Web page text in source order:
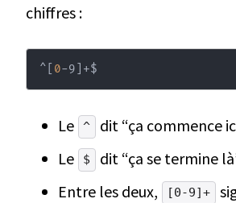
chiffres :
^ 0-9 +$
Le ^
dit “ça commence
Le
$
dit “ça se termine
Entre les deux,
[0-9]+